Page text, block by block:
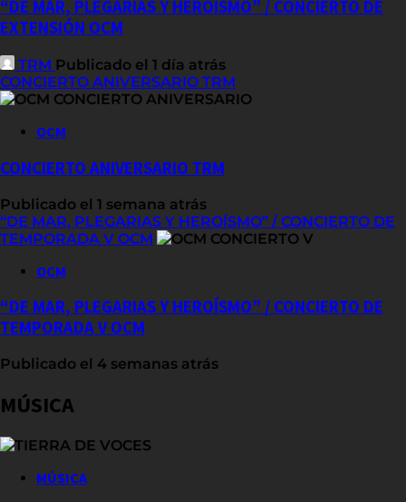
“DE MAR, PLEGARIAS Y HEROÍSMO” / CONCIERTO DE
EXTENSIÓN OCM
TRM Publicado el 1 día atrás
CONCIERTO ANIVERSARIO TRM
OCM
CONCIERTO ANIVERSARIO TRM
Publicado el 1 semana atrás
“DE MAR, PLEGARIAS Y HEROÍSMO” / CONCIERTO DE
TEMPORADA V OCM
OCM
“DE MAR, PLEGARIAS Y HEROÍSMO” / CONCIERTO DE
TEMPORADA V OCM
Publicado el 4 semanas atrás
MÚSICA
MÚSICA